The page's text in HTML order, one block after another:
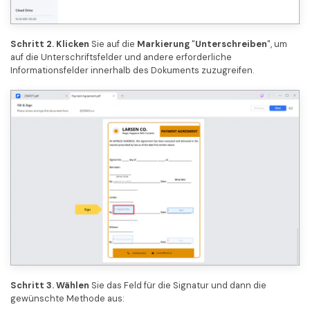
Schritt 2. Klicken Sie auf die Markierung"Unterschreiben", um
auf die Unterschriftsfelder und andere erforderliche
Informationsfelder innerhalb des Dokuments zuzugreifen.
Schritt 3. Wählen Sie das Feld für die Signatur und dann die
gewünschte Methode aus: